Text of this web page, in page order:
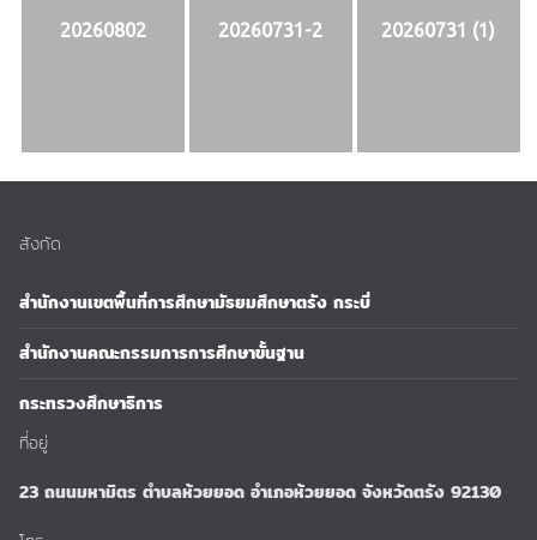
20260802 20260731-2 20260731 (1)
สังกัด
สำนักงานเขตพื้นที่การศึกษามัธยมศึกษาตรัง กระบี่
สำนักงานคณะกรรมการการศึกษาขั้นฐาน
กระทรวงศึกษาธิการ
ที่อยู่
23 ถนนมหามิตร ตำบลห้วยยอด อำเภอห้วยยอด จังหวัดตรัง 92130